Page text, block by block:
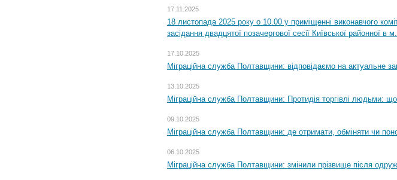
17.11.2025
18 листопада 2025 року о 10.00 у приміщенні виконавчого
засідання двадцятої позачергової сесії Київської районної
17.10.2025
Міграційна служба Полтавщини: відповідаємо на актуальне
13.10.2025
Міграційна служба Полтавщини: Протидія торгівлі людьми: що
09.10.2025
Міграційна служба Полтавщини: де отримати, обміняти чи
06.10.2025
Міграційна служба Полтавщини: змінили прізвище після